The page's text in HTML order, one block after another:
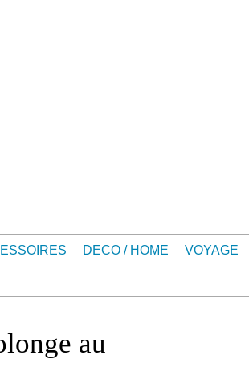
DECO / HOME VOYAGE
au